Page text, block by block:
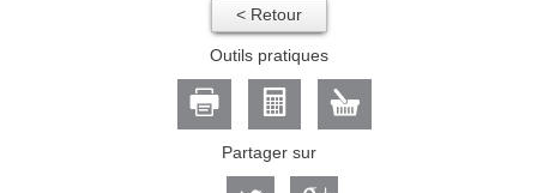
< Retour
Outils pratiques
Partager sur